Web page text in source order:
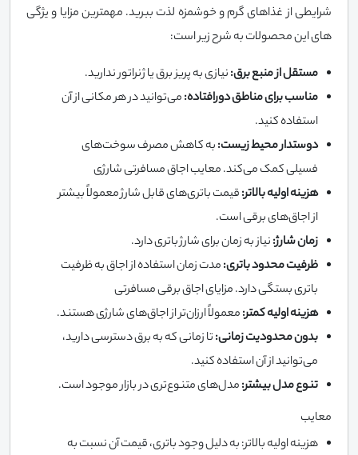
شرایطی از غذاهای گرم و خوشمزه لذت ببرید. مهمترین مزایا و یژگی
های این محصولات به شرح زیر است:
مستقل از منبع برق:نیازی به پریز برق یا ژنراتور ندارید.
مناسب برای مناطق دورافتاده:می‌توانید در هر مکانی از آن
استفاده کنید.
دوستدار محیط زیست:به کاهش مصرف سوخت‌های
فسیلی کمک می‌کند. معایب اجاق مسافرتی شارژی
هزینه اولیه بالاتر:قیمت باتری‌های قابل شارژ معمولاً بیشتر
از اجاق‌های برقی است.
زمان شارژ:نیاز به زمان برای شارژ باتری دارد.
ظرفیت محدود باتری:مدت زمان استفاده از اجاق به ظرفیت
باتری بستگی دارد. مزایای اجاق برقی مسافرتی
هزینه اولیه کمتر:معمولاً ارزان‌تر از اجاق‌های شارژی هستند.
بدون محدودیت زمانی:تا زمانی که به برق دسترسی دارید،
می‌توانید از آن استفاده کنید.
تنوع مدل بیشتر:مدل‌های متنوع‌تری در بازار موجود است.
معایب
هزینه اولیه بالاتر: به دلیل وجود باتری، قیمت آن نسبت به